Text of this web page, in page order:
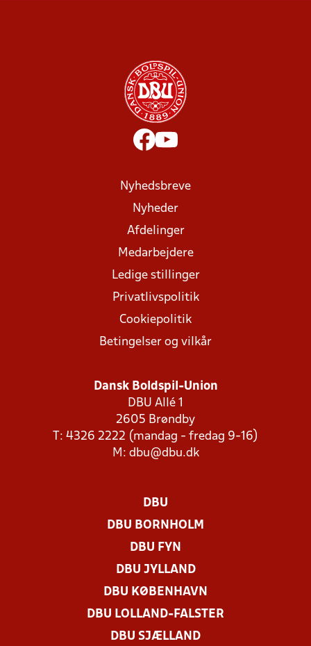
Nyhedsbreve
Nyheder
Afdelinger
Medarbejdere
Ledige stillinger
Privatlivspolitik
Cookiepolitik
Betingelser og vilkår
Dansk Boldspil-Union
DBU Allé 1
2605 Brøndby
T: 4326 2222 (mandag - fredag 9-16)
M: dbu@dbu.dk
DBU
DBU BORNHOLM
DBU FYN
DBU JYLLAND
DBU KØBENHAVN
DBU LOLLAND-FALSTER
DBU SJÆLLAND